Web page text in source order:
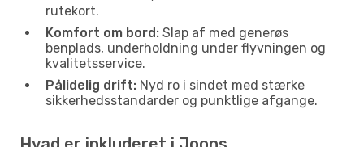
rutekort.
Komfort om bord: Slap af med generøs
benplads, underholdning under flyvningen og
kvalitetsservice.
Pålidelig drift: Nyd ro i sindet med stærke
sikkerhedsstandarder og punktlige afgange.